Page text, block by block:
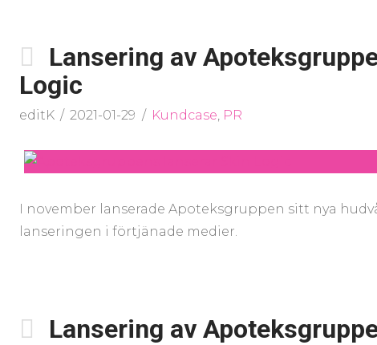
Lansering av
Logic
editK 2021-01-29 Kundcase, PR
I november lanserade Apoteksgruppen sitt nya
lanseringen i förtjänade medier.
Lansering av